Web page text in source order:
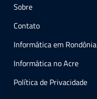
Sobre
Contato
Informática em Rondônia
Informática no Acre
Política de Privacidade